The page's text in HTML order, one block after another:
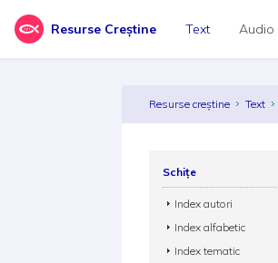
Resurse Creștine Text Audio
Resurse creștine Text
Schițe
Index autori
Index alfabetic
Index tematic